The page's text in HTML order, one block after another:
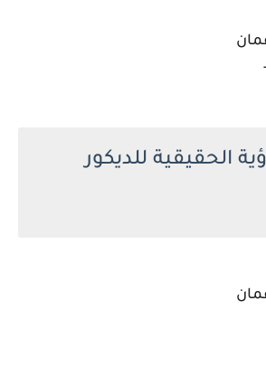
الحقيقية للديكور